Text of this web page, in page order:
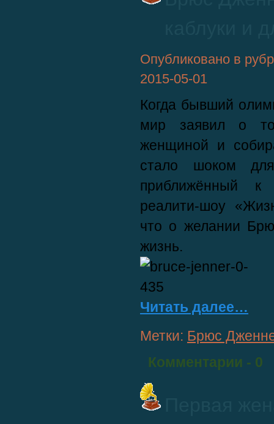
Опубликовано в
2015-05-01
Когда бывший
мир заявил о
женщиной и
стало шоком
приближённый к
реалити-шоу
что о желании
жизнь.
Читать далее…
Метки: Брюс
Комментарии - 0